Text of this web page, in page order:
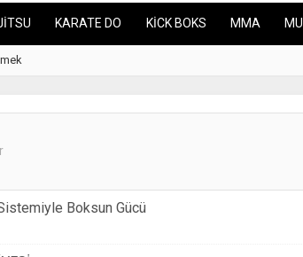
KARATE DO KİCK BOKS MMA
Eğitsel Antrenörlük Programı Başlıyor…
Boksun Gücü